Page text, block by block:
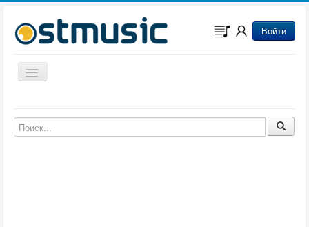
Войти
Включить/выключить навигацию
Музыка из мультфильмов
Музыка из сериалов